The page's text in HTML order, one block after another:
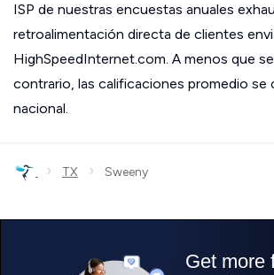
ISP de nuestras encuestas anuales
retroalimentación directa de clientes
HighSpeedInternet.com. A menos que
contrario, las calificaciones promedio se
nacional.
› TX › Sweeny